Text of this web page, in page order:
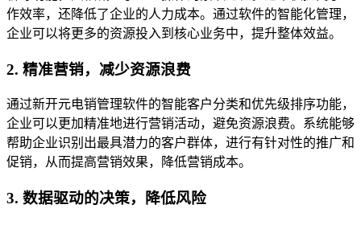
作效率，还降低了企业的人力成本。通过软件的智能化管理，
企业可以将更多的资源投入到核心业务中，提升整体效益。
2. 精准营销，减少资源浪费
通过新开元电销管理软件的智能客户分类和优先级排序功能，
企业可以更加精准地进行营销活动，避免资源浪费。系统能够
帮助企业识别出最具潜力的客户群体，进行有针对性的推广和
促销，从而提高营销效果，降低营销成本。
3. 数据驱动的决策，降低风险